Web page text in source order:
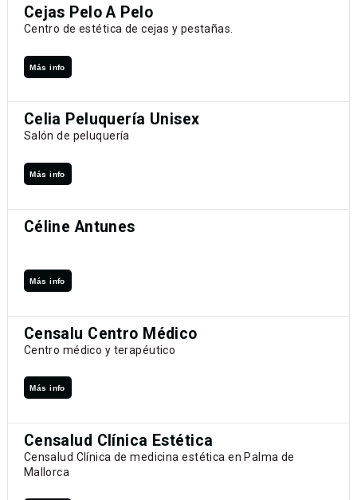
Cejas Pelo A Pelo
Centro de estética de cejas y pestañas.
Más info
Celia Peluquería Unisex
Salón de peluquería
Más info
Céline Antunes
Más info
Censalu Centro Médico
Centro médico y terapéutico
Más info
Censalud Clínica Estética
Censalud Clínica de medicina estética en Palma de
Mallorca